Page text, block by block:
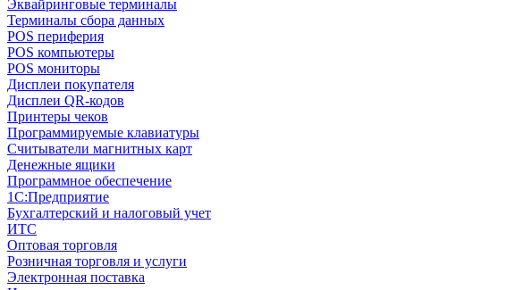
Эквайринговые терминалы
Терминалы сбора данных
POS периферия
POS компьютеры
POS мониторы
Дисплеи покупателя
Дисплеи QR-кодов
Принтеры чеков
Программируемые клавиатуры
Считыватели магнитных карт
Денежные ящики
Программное обеспечение
1С:Предприятие
Бухгалтерский и налоговый учет
ИТС
Оптовая торговля
Розничная торговля и услуги
Электронная поставка